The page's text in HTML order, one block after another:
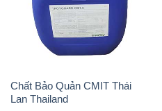
Chất Bảo Quản CMIT Thái
Lan Thailand